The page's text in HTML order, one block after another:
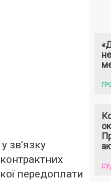
зв’язку
передоплати